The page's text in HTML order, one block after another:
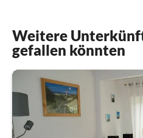
Weitere
gefallen könnten